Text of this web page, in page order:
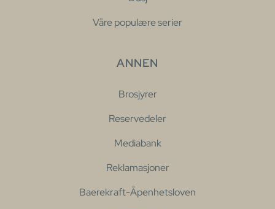
Våre populære serier
ANNEN
Brosjyrer
Reservedeler
Mediabank
Reklamasjoner
Baerekraft-Åpenhetsloven